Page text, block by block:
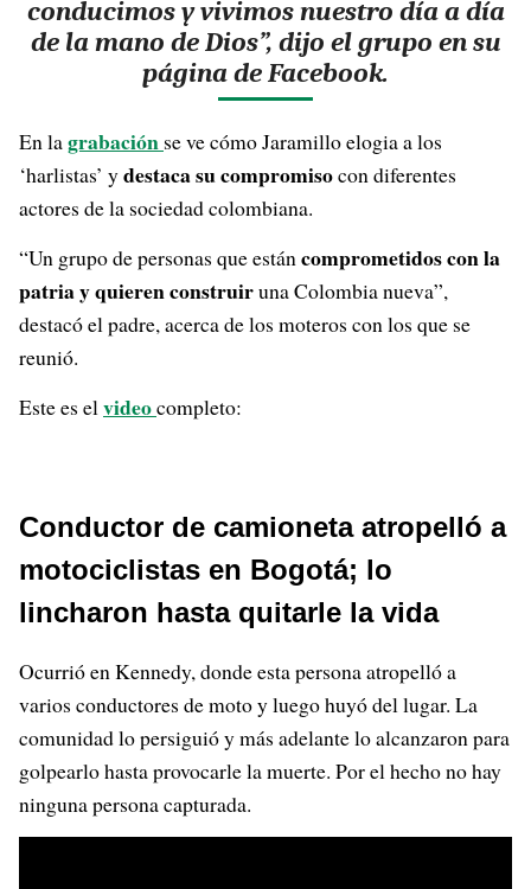
conducimos y vivimos nuestro día a día
de la mano de Dios”, dijo el grupo en su
página de Facebook.
En lagrabación se ve cómo Jaramillo elogia a los
‘harlistas’ ydestaca su compromisocon diferentes
actores de la sociedad colombiana.
“Un grupo de personas que estáncomprometidos con la
patria y quieren construiruna Colombia nueva”,
destacó el padre, acerca de los moteros con los que se
reunió.
Este es elvideocompleto:
Conductor de camioneta atropelló a
motociclistas en Bogotá; lo
lincharon hasta quitarle la vida
Ocurrió en Kennedy, donde esta persona atropelló a
varios conductores de moto y luego huyó del lugar. La
comunidad lo persiguió y más adelante lo alcanzaron para
golpearlo hasta provocarle la muerte. Por el hecho no hay
ninguna persona capturada.